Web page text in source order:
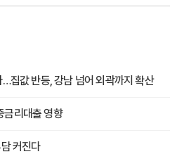
집값 반등, 강남 넘어 외곽까지 확산
금리대출 영향
커진다